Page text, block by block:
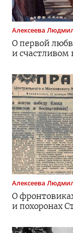
Алексеева
О первой
и счастливом
Алексеева
О
и похоронах